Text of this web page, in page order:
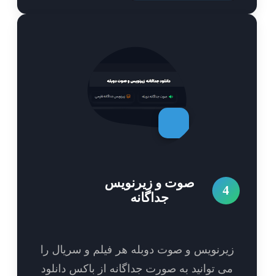
صوت و زیرنویس
جداگانه
و صوت دوبله هر فیلم و سریال را
توانید به صورت جداگانه از باکس دانلود